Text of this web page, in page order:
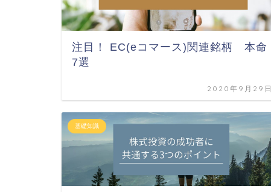
注目！ EC(eコマース)関連銘柄 本命
7選
2020年9月29日
基礎知識